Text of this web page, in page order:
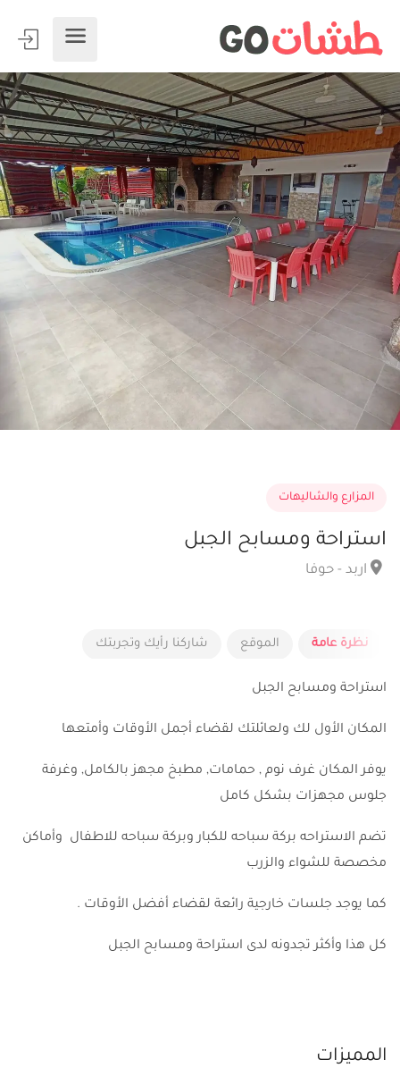
المزارع والشاليهات
استراحة ومسابح الجبل
اربد - حوفا
نظرة عامة الموقع شاركنا رأيك وتجربتك
استراحة ومسابح الجبل
المكان الأول لك ولعائلتك لقضاء أجمل الأوقات وأمتعها
يوفر المكان غرف نوم , حمامات, مطبخ مجهز بالكامل, وغرفة
جلوس مجهزات بشكل كامل
تضم الاستراحه بركة سباحه للكبار وبركة سباحه للاطفال وأماكن
مخصصة للشواء والزرب
كما يوجد جلسات خارجية رائعة لقضاء أفضل الأوقات .
كل هذا وأكثر تجدونه لدى استراحة ومسابح الجبل
المميزات